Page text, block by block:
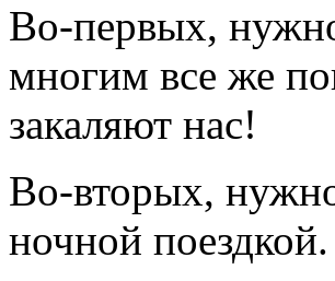
Во-первых,
многим все же
закаляют нас!
Во-вторых,
ночной